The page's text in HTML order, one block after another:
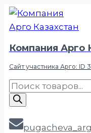
Перейти
Компания Арго
Сайт участника Арго: ID
Поиск
товаров